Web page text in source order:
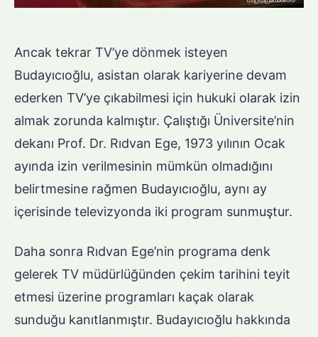
Ancak tekrar TV’ye dönmek isteyen
Budayıcıoğlu, asistan olarak kariyerine devam
ederken TV’ye çıkabilmesi için hukuki olarak izin
almak zorunda kalmıştır. Çalıştığı Üniversite’nin
dekanı Prof. Dr. Rıdvan Ege, 1973 yılının Ocak
ayında izin verilmesinin mümkün olmadığını
belirtmesine rağmen Budayıcıoğlu, aynı ay
içerisinde televizyonda iki program sunmuştur.
Daha sonra Rıdvan Ege’nin programa denk
gelerek TV müdürlüğünden çekim tarihini teyit
etmesi üzerine programları kaçak olarak
sunduğu kanıtlanmıştır. Budayıcıoğlu hakkında